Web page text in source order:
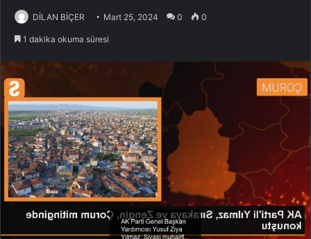
DİLAN BİÇER Mart 25, 2024 0 0
1 dakika okuma süresi